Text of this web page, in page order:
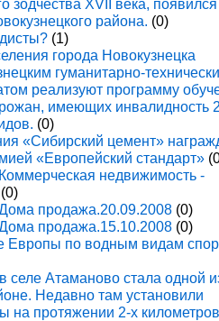
зодчества XVII века,
района. (0)
(1)
города Новокузнецка
гуманитарно-
реализуют программу
имеющих инвалидность
(0)
«Сибирский цемент»
«Европейский стандарт»
недвижимость -
(0)
продажа.20.09.2008 (0)
продажа.15.10.2008 (0)
Европы по водным видам
селе Атаманово стала одной
Недавно там установили
на протяжении 2-х